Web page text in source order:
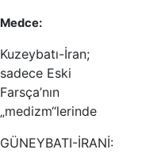
Medce:
Kuzeybatı-İran;
sadece Eski
Farsça’nın
„medizm“lerinde
GÜNEYBATI-İRANİ: